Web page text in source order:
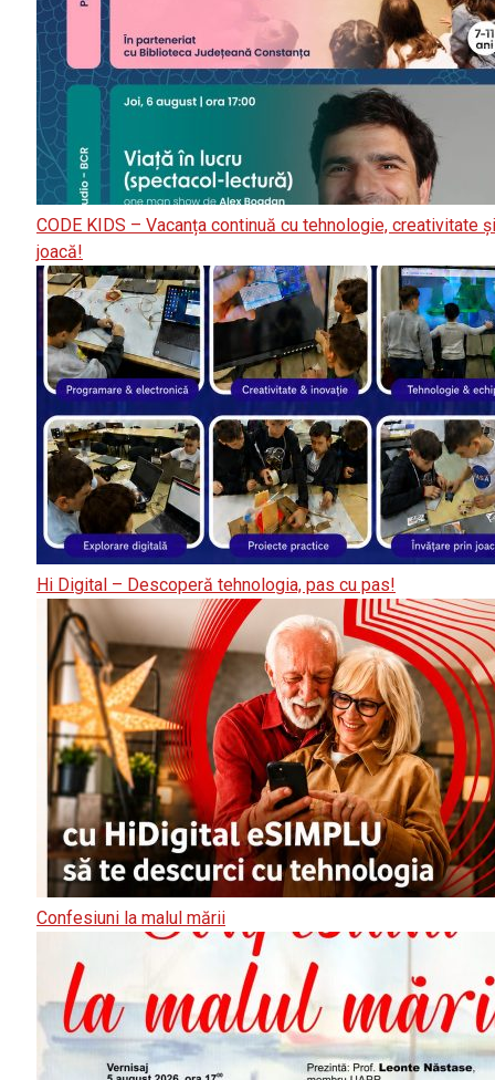
CODE KIDS – Vacanța continuă cu tehnologie, creativitate și
joacă!
Hi Digital – Descoperă tehnologia, pas cu pas!
Confesiuni la malul mării